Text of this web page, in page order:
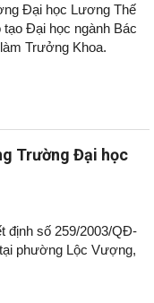
Đại học Lương Thế
Đại học ngành Bác
Trưởng Khoa.
Trường Đại học
định số 259/2003/QĐ-
phường Lộc Vượng,